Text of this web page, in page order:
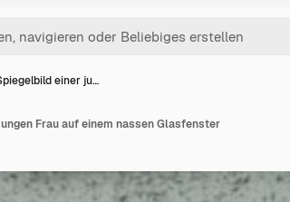
einer ju…
Frau auf einem nassen Glasfenster